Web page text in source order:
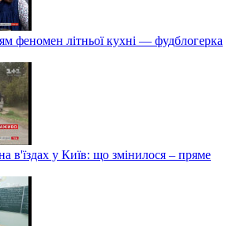
феномен літньої кухні — фудблогерка
в'їздах у Київ: що змінилося – пряме